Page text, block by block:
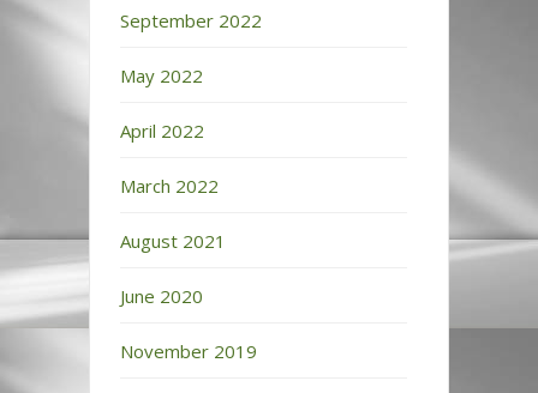
September 2022
May 2022
April 2022
March 2022
August 2021
June 2020
November 2019